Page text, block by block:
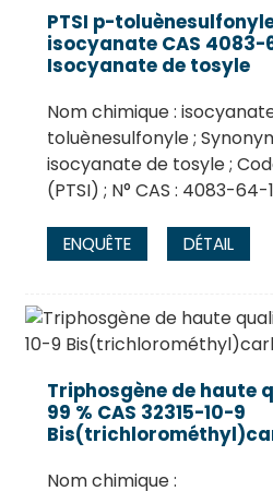
PTSI p-
isocyanate CAS 4083-
Isocyanate de tosyle
Nom chimique :
toluènesulfonyle ;
isocyanate de tosyle ;
(PTSI) ; N° CAS : 4083-64-1
ENQUÊTE DÉTAIL
Triphosgène de haute
99 % CAS 32315-10-9
Nom chimique :